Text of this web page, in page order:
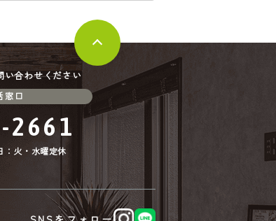
い合わせください
窓口
2661
：火・水曜定休